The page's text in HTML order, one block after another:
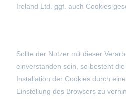
Ireland Ltd. ggf. auch Cookies
Sollte der Nutzer mit dieser
einverstanden sein, so besteht
Installation der Cookies durch
Einstellung des Browsers zu